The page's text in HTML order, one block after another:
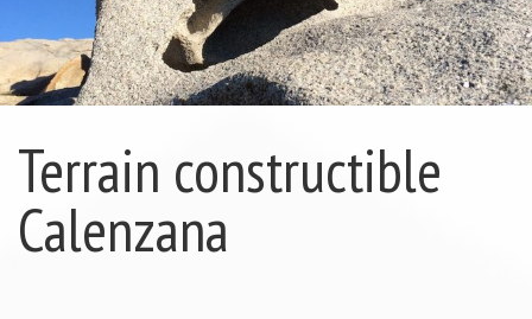
MAISON / VILLA
TERRAIN
LOCAL COMMERCIAL
APPARTEMENT
GARAGE
LOCAL À LOUER
Terrain constructible
Calenzana